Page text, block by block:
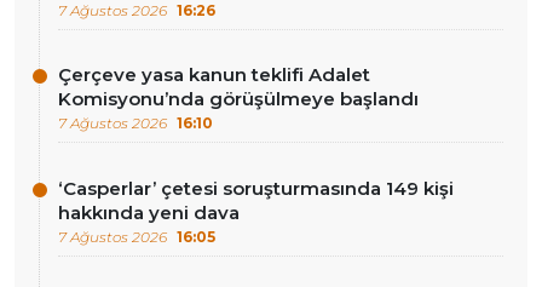
7 Ağustos 2026 16:26
Çerçeve yasa kanun teklifi Adalet
Komisyonu’nda görüşülmeye başlandı
7 Ağustos 2026 16:10
‘Casperlar’ çetesi soruşturmasında 149 kişi
hakkında yeni dava
7 Ağustos 2026 16:05